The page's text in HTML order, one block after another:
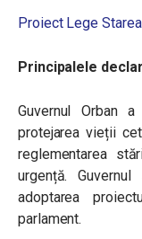
Proiect Lege
Principalele
Guvernul Orban
protejarea vieții
reglementarea
urgență.
adoptarea
parlament.